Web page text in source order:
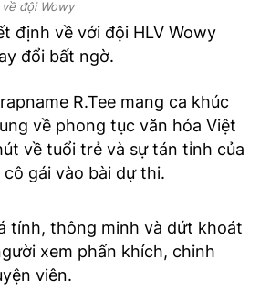
đội Wowy
định về với đội HLV Wowy
đổi bất ngờ.
R.Tee mang ca khúc
về phong tục văn hóa Việt
về tuổi trẻ và sự tán tỉnh của
gái vào bài dự thi.
tính, thông minh và dứt khoát
xem phấn khích, chinh
viên.